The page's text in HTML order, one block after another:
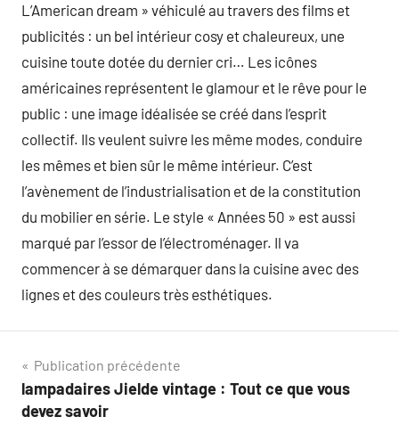
L’American dream » véhiculé au travers des films et
publicités : un bel intérieur cosy et chaleureux, une
cuisine toute dotée du dernier cri… Les icônes
américaines représentent le glamour et le rêve pour le
public : une image idéalisée se créé dans l’esprit
collectif. Ils veulent suivre les même modes, conduire
les mêmes et bien sûr le même intérieur. C’est
l’avènement de l’industrialisation et de la constitution
du mobilier en série. Le style « Années 50 » est aussi
marqué par l’essor de l’électroménager. Il va
commencer à se démarquer dans la cuisine avec des
lignes et des couleurs très esthétiques.
Navigation
de
Publication précédente
lampadaires Jielde vintage : Tout ce que vous
devez savoir